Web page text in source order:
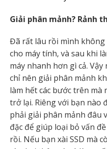
Giải phân mảnh? Rảnh
Đã rất lâu rồi mình không
cho máy tính, và sau khi
máy nhanh hơn gì cả.
chỉ nên giải phân mảnh
làm hết các bước trên mà
trở lại. Riêng với bạn nào
phải giải phân mảnh đâu
đặc để giúp loại bỏ vấn
rồi. Nếu bạn xài SSD mà